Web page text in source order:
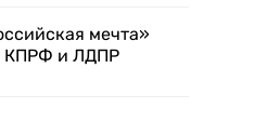
мечта»
КПРФ и ЛДПР